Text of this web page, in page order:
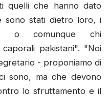
quelli che hanno dato
sono stati dietro loro, i
o comunque chi
pakistani". "Noi
- proponiamo di
sono, ma che devono
lo sfruttamento e il